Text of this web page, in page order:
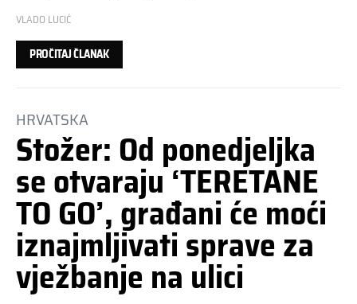
VLADO LUCIĆ
PROČITAJ ČLANAK
HRVATSKA
Stožer: Od ponedjeljka
se otvaraju ‘TERETANE
TO GO’, građani će moći
iznajmljivati sprave za
vježbanje na ulici